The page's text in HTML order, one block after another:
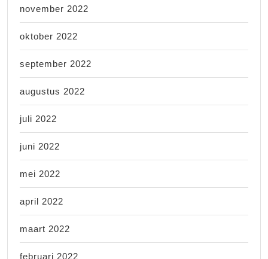
november 2022
oktober 2022
september 2022
augustus 2022
juli 2022
juni 2022
mei 2022
april 2022
maart 2022
februari 2022